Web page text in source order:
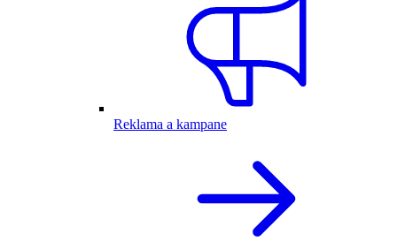
Reklama a kampane